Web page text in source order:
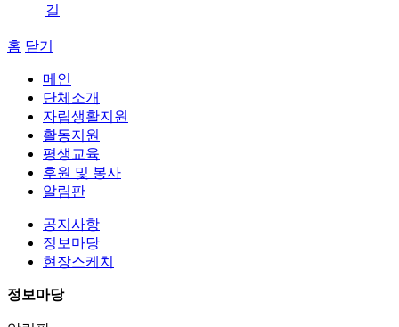
길
홈 닫기
메인
단체소개
자립생활지원
활동지원
평생교육
후원 및 봉사
알림판
공지사항
정보마당
현장스케치
정보마당